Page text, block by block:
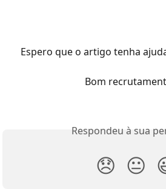
Espero que o artigo tenha
Bom
Respondeu à sua
😞 😐